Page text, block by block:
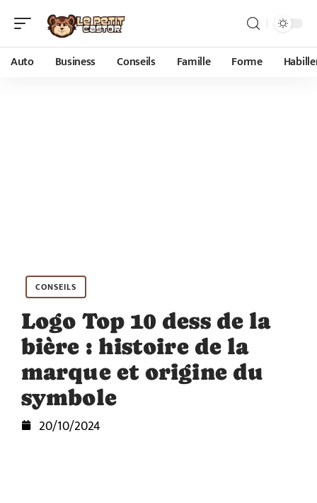
Auto Business Conseils Famille Forme
CONSEILS
Logo Top 10 dess de la
bière : histoire de la
marque et origine du
symbole
20/10/2024